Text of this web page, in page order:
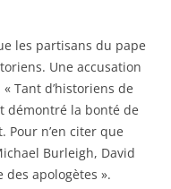
les partisans du pape
Une accusation
Tant d’historiens de
démontré la bonté de
Pour n’en citer que
Burleigh, David
apologètes ».